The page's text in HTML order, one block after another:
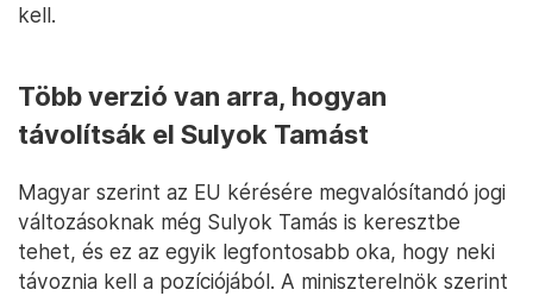
kell.
Több verzió van arra, hogyan
távolítsák el Sulyok Tamást
Magyar szerint az EU kérésére megvalósítandó jogi
változásoknak még Sulyok Tamás is keresztbe
tehet, és ez az egyik legfontosabb oka, hogy neki
távoznia kell a pozíciójából. A miniszterelnök szerint